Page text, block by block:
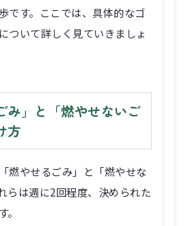
です。ここでは、具体的なゴ
ついて詳しく見ていきましょ
み」と「燃やせないご
方
燃やせるごみ」と「燃やせな
らは週に2回程度、決められた